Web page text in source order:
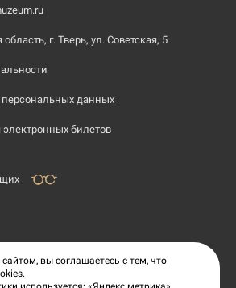
область, г. Тверь, ул. Советская, 5
персональных данных
билетов
новостей
вы соглашаетесь с тем, что